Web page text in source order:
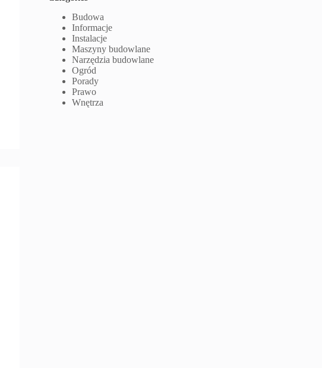
Budowa
Informacje
Instalacje
Maszyny budowlane
Narzędzia budowlane
Ogród
Porady
Prawo
Wnętrza